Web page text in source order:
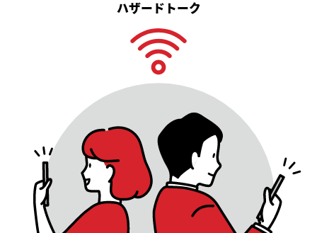
ハザードトーク